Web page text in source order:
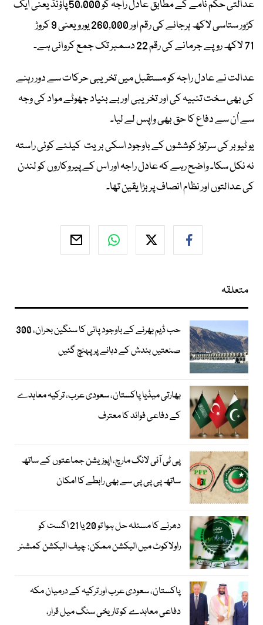
عدالتی حکم نامے کے مطابق عادل راجہ کو 50،000 پاؤنڈ یعنی ایک
کڑور ستاسی لاکھ ہرجانے کی رقم اور 260,000 یورو یعنی 9 کروڑ
71 لاکھ روپے جرمانے کی رقم 22 دسمبر تک جمع کروانی ہے۔
عدالت نے عادل راجہ کو مستقبل میں تخریبی حرکات سے دور رہنے
کی بھی سخت تنبیہ کی اور تخریبی اور بے بنیاد جھوٹے مواد کی وجہ
سے اُن سے دفاع کا حق بھی واپس لے لیا۔
یو ٹیوبر کی سرتوڑ کوششوں کے باوجود اسکی بریت کیلئے کوئی راستہ
نہ نکل سکا۔ واضح رہے کہ عادل راجہ اور اس کے پیروکاروں کو لندن
کی عدالتوں اور نظام انصاف پر بڑا یقین تھا۔
متعلقہ
حب ڈیم بھرنے کے باوجود پانی کا سنگین بحران، 300
صنعتیں بندش کے دہانے پر پہنچ گئیں
بھارتی میڈیا پاکستان، سعودی عرب، ترکیہ معاہدے
کے دفاعی فوائد کا معترف
پی ٹی آئی لانگ مارچ، اپوزیشن جماعتوں کے ساتھ
ساتھ پی پی پی سے بھی رابطے کا امکان
دھرنے کا مسئلہ حل ہوا تو 20 یا 21 اگست کو
راولاکوٹ میں الیکشن ممکن: چیف الیکشن کمشنر
پاکستان، سعودی عرب اور ترکیہ کے درمیان مکہ
دفاعی معاہدے کو تاریخی سنگ میل قرار،